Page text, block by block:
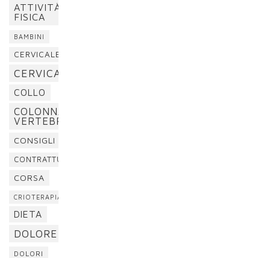
ATTIVITÀ
FISICA
BAMBINI
CERVICALE
CERVICALGIA
COLLO
COLONNA
VERTEBRALE
CONSIGLI
CONTRATTURA
CORSA
CRIOTERAPIA
DIETA
DOLORE
DOLORI